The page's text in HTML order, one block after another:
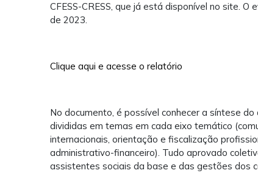
CFESS-CRESS, que já está disponível no site.
de 2023.
Clique aqui e acesse o relatório
No documento, é possível conhecer a síntese
divididas em temas em cada eixo temático
internacionais, orientação e fiscalização
administrativo-financeiro). Tudo aprovado
assistentes sociais da base e das gestões dos